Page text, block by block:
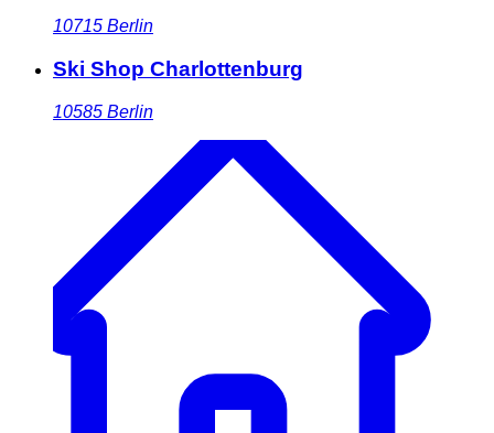
10715 Berlin
Ski Shop Charlottenburg
10585 Berlin